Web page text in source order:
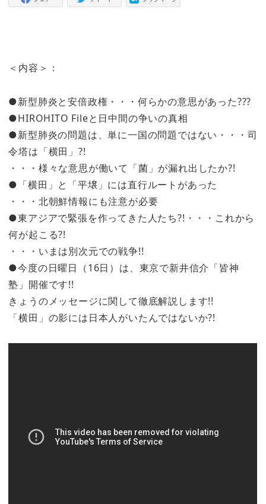
＜内容＞：
●新型肺炎と安倍政権・・・何らかの意思があった???
●HIROHITO Fileと日中間の争いの真相
●新型肺炎の問題は、単に一国の問題ではない・・・司
令塔は「横田」?!
・・・様々な意思が働いて「菌」が漏れ出したか?!
●「横田」と「平壌」には直行ルートがあった
・・・北朝鮮情報にも注意が必要
●東アジアで緊張を作ってきた人たち?!・・・これから
何が起こる?!
・・・いまは別次元での戦争!!
●今度の日曜日（16日）は、東京で新井信介「皆神
塾」開催です!!
きょうのメッセージに関して徹底解説します!!
「横田」の影には日本人がいたんではないか?!